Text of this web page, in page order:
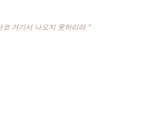
거기서 나오지 못하리라.”